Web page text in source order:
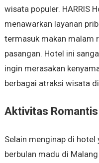
wisata populer. HARRIS
menawarkan layanan
termasuk makan malam
pasangan. Hotel ini
ingin merasakan
berbagai atraksi wisata
Aktivitas
Selain menginap di hotel
berbulan madu di